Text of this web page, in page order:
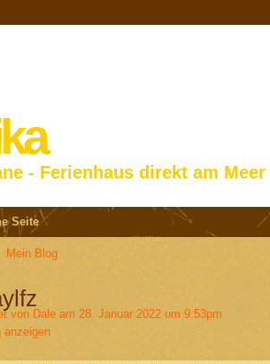
- Ferienhaus direkt am Meer
Seite
Mein Blog
von Daleam 28. Januar 2022 um 9:53pm
anzeigen